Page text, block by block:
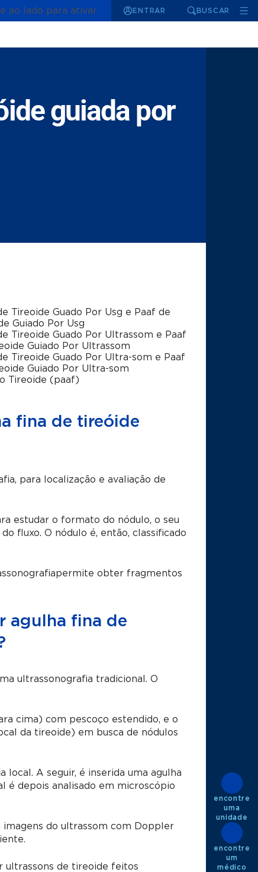
ao lado para ativar ENTRAR BUSCAR
guiada por
Tireoide Guado Por Usg e Paaf de
Guiado Por Usg
Tireoide Guado Por Ultrassom e Paaf
Guiado Por Ultrassom
Tireoide Guado Por Ultra-som e Paaf
Guiado Por Ultra-som
Tireoide (paaf)
fina de tireóide
, para localização e avaliação de
estudar o formato do nódulo, o seu
fluxo. O nódulo é, então, classificado
permite obter fragmentos
agulha fina de
ultrassonografia tradicional. O
cima) com pescoço estendido, e o
da tireoide) em busca de nódulos
local. A seguir, é inserida uma agulha
é depois analisado em microscópio
imagens do ultrassom com Doppler
ultrassons de tireoide feitos
encontre
uma
unidade
encontre
um
médico